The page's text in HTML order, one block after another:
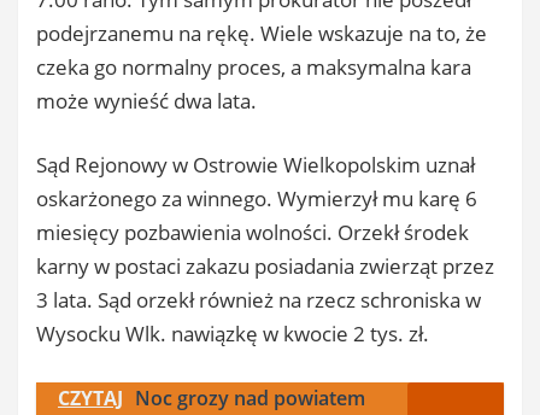
podejrzanemu na rękę. Wiele wskazuje na to, że
czeka go normalny proces, a maksymalna kara
może wynieść dwa lata.
Sąd Rejonowy w Ostrowie Wielkopolskim uznał
oskarżonego za winnego. Wymierzył mu karę 6
miesięcy pozbawienia wolności. Orzekł środek
karny w postaci zakazu posiadania zwierząt przez
3 lata. Sąd orzekł również na rzecz schroniska w
Wysocku Wlk. nawiązkę w kwocie 2 tys. zł.
CZYTAJ Noc grozy nad powiatem